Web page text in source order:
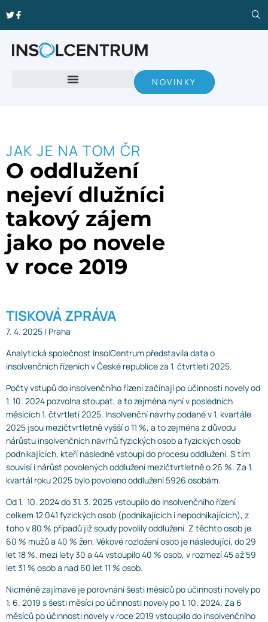
NOVINKY
JAK JE NA TOM ČR
O oddlužení
nejeví dlužníci
takový zájem
jako po novele
v roce 2019
TISKOVÁ ZPRÁVA
7. 4. 2025 | Praha
Analytická společnost InsolCentrum představila data o
insolvenčních řízeních v České republice za 1. čtvrtletí 2025.
Počty vstupů do insolvenčního řízení začínají po účinnosti novely od
1. 10. 2024 pozvolna stoupat, a to zejména nyní v posledních
měsících 1. čtvrtletí 2025. Insolvenční návrhy podané v 1. kvartále
2025 jsou mezičtvrtletně vyšší o 11 %, a to zejména z důvodu
nárůstu insolvenčních návrhů fyzických osob a fyzických osob
podnikajících, kteří následně vstoupí do procesu oddlužení. S tím
souvisí i nárůst povolených oddlužení mezičtvrtletně o 26 %. Za 1.
kvartál roku 2025 bylo povoleno oddlužení 5926 osobám.
Od 1. 10. 2024 do 31. 3. 2025 vstoupilo do insolvenčního řízení
celkem 12 041 fyzických osob (podnikajících i nepodnikajících), z
toho v 80 % případů již soudy povolily oddlužení. Z těchto osob je
60 % mužů a 40 % žen. Věkové rozložení osob je následující, do 29
let 18 %, mezi lety 30 a 44 vstoupilo 40 % osob, v rozmezí 45 až 59
let 31 % osob a nad 60 let 11 % osob.
Nicméně zajímavé je porovnání šesti měsíců po účinnosti novely po
1. 6. 2019 s šesti měsíci po účinnosti novely po 1. 10. 2024. Za 6
měsíců po účinnosti novely v roce 2019 vstoupilo do insolvenčního